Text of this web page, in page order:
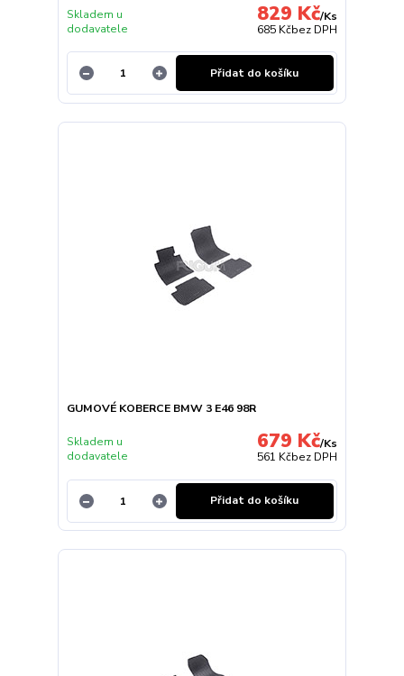
829 Kč/Ks
685 Kčbez DPH
Skladem u
dodavatele
Přidat do košíku
GUMOVÉ KOBERCE BMW 3 E46 98R
679 Kč/Ks
561 Kčbez DPH
Skladem u
dodavatele
Přidat do košíku